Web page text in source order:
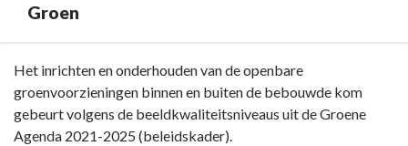
Groen
Terug
naar
navigatie
Het inrichten en onderhouden van de openbare
groenvoorzieningen binnen en buiten de bebouwde kom
gebeurt volgens de beeldkwaliteitsniveaus uit de Groene
Agenda 2021-2025 (beleidskader).